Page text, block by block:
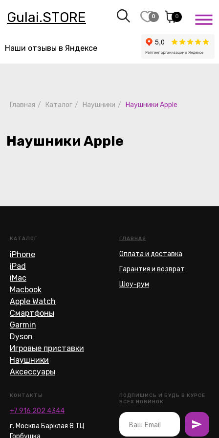
0
Gulai.STORE
Наши отзывы в Яндексе
Главная / Каталог / Наушники / Наушники Apple
Наушники Apple
КАТАЛОГ
iPhone
iPad
iMac
Macbook
Apple Watch
Смартфоны
Garmin
Dyson
Игровые приставки
Наушники
Аксессуары
ГЛАВНАЯ
Оплата и доставка
Гарантия и возврат
Шоу-рум
КОНТАКТЫ
+7 916 202 4344
г. Москва Барклая 8 ТЦ
Горбушка
ПОДПИШИСЬ И БУДЬ В КУРСЕ
ВСЕХ НОВИНОК